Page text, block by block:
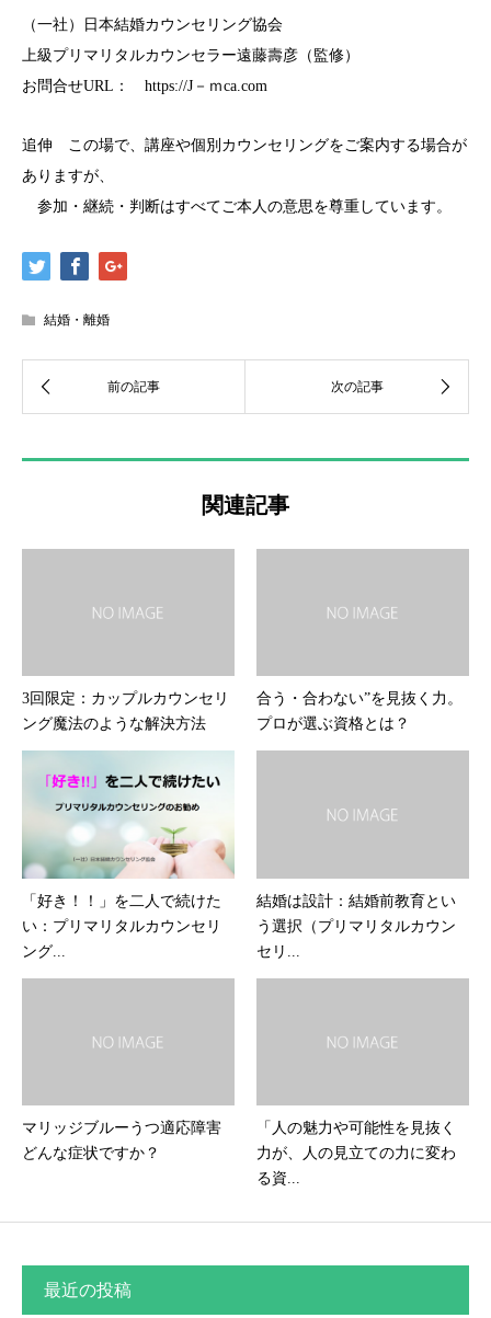
（一社）日本結婚カウンセリング協会
上級プリマリタルカウンセラー遠藤壽彦（監修）
お問合せURL： https://J－ｍca.com
追伸 この場で、講座や個別カウンセリングをご案内する場合が
ありますが、
参加・継続・判断はすべてご本人の意思を尊重しています。
結婚・離婚
関連記事
3回限定：カップルカウンセリ
ング魔法のような解決方法
合う・合わない”を見抜く力。
プロが選ぶ資格とは？
「好き！！」を二人で続けた
い：プリマリタルカウンセリ
ング...
結婚は設計：結婚前教育とい
う選択（プリマリタルカウン
セリ...
マリッジブルーうつ適応障害
どんな症状ですか？
「人の魅力や可能性を見抜く
力が、人の見立ての力に変わ
る資...
最近の投稿